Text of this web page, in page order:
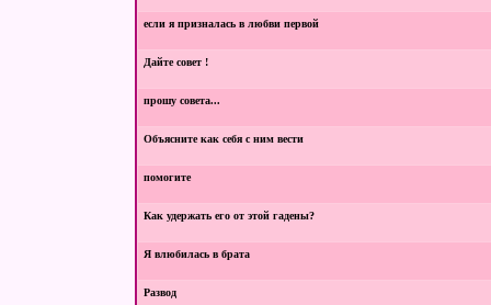
если я призналась в любви первой
Дайте совет !
прошу совета...
Объясните как себя с ним вести
помогите
Как удержать его от этой гадены?
Я влюбилась в брата
Развод